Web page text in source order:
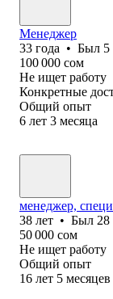
Менеджер
33 года • Был 5
100 000 сом
Не ищет работу
Конкретные
Общий опыт
6 лет 3 месяца
менеджер,
38 лет • Был 28
50 000 сом
Не ищет работу
Общий опыт
16 лет 5 месяцев